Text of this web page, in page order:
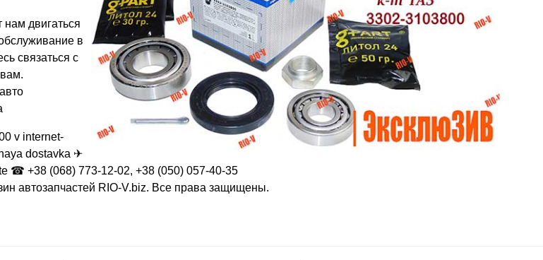
двигаться
в
связаться с
v internet-
dostavka ✈
☎ +38 (068) 773-12-02, +38 (050) 057-40-35
автозапчастей RIO-V.biz. Все права защищены.